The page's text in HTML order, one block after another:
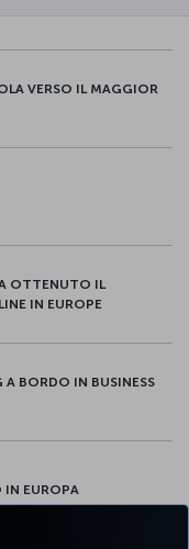
VERSO IL MAGGIOR
OTTENUTO IL
IN EUROPE
BORDO IN BUSINESS
EUROPA